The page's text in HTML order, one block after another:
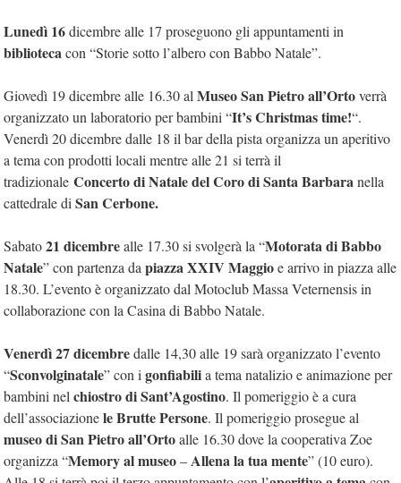
Lunedì 16dicembre alle 17 proseguono gli appuntamenti in
bibliotecacon “Storie sotto l’albero con Babbo Natale”.
Giovedì 19 dicembre alle 16.30 al Museo San Pietro all’Ortoverrà
organizzato un laboratorio per bambini “It’s Christmas time!“.
Venerdì 20 dicembre dalle 18 il bar della pista organizza un aperitivo
a tema con prodotti locali mentre alle 21 si terrà il
tradizionale Concerto di Natale del Coro di Santa Barbaranella
cattedrale di San Cerbone.
Sabato21 dicembrealle 17.30 si svolgerà la “Motorata di Babbo
Natale” con partenza da piazza XXIV Maggioe arrivo in piazza alle
18.30. L’evento è organizzato dal Motoclub Massa Veternensis in
collaborazione con la Casina di Babbo Natale.
Venerdì 27 dicembredalle 14,30 alle 19 sarà organizzato l’evento
“Sconvolginatale” con i gonfiabilia tema natalizio e animazione per
bambini nel chiostro di Sant’Agostino. Il pomeriggio è a cura
dell’associazionele Brutte Persone. Il pomeriggio prosegue al
museo di San Pietro all’Ortoalle 16.30 dove la cooperativa Zoe
organizza “Memory al museo–Allena la tua mente” (10 euro).